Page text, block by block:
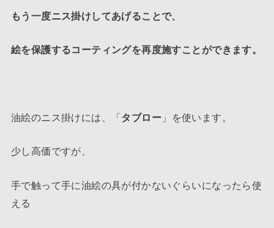
もう一度ニス掛けしてあげることで、
絵を保護するコーティングを再度施すことができます。
油絵のニス掛けには、「タブロー 」を使います。
少し高価ですが、
手で触って手に油絵の具が付かないぐらいになったら使
える